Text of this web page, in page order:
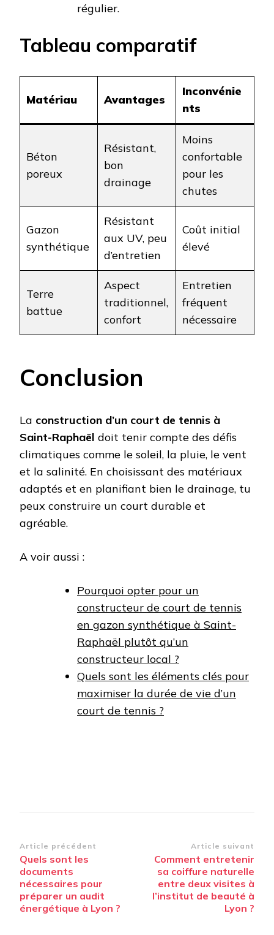
régulier.
Tableau comparatif
Matériau Avantages
Inconvénie
nts
Béton
poreux
Résistant,
bon
drainage
Moins
confortable
pour les
chutes
Gazon
synthétique
Résistant
aux UV, peu
d’entretien
Coût initial
élevé
Terre
battue
Aspect
traditionnel,
confort
Entretien
fréquent
nécessaire
Conclusion
La construction d’un court de tennis à
Saint-Raphaël doit tenir compte des défis
climatiques comme le soleil, la pluie, le vent
et la salinité. En choisissant des matériaux
adaptés et en planifiant bien le drainage, tu
peux construire un court durable et
agréable.
A voir aussi :
Pourquoi opter pour un
constructeur de court de tennis
en gazon synthétique à Saint-
Raphaël plutôt qu’un
constructeur local ?
Quels sont les éléments clés pour
maximiser la durée de vie d’un
court de tennis ?
Navigation
d’article
Article précédent
Quels sont les
documents
nécessaires pour
préparer un audit
énergétique à Lyon ?
Article suivant
Comment entretenir
sa coiffure naturelle
entre deux visites à
l’institut de beauté à
Lyon ?